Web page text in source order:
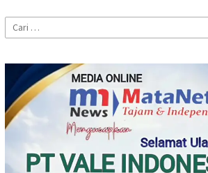
Cari
untuk: